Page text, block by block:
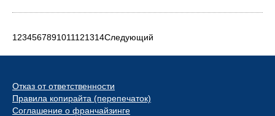
1 234567891011121314Следующий
Отказ от ответственности
Правила копирайта (перепечаток)
Соглашение о франчайзинге